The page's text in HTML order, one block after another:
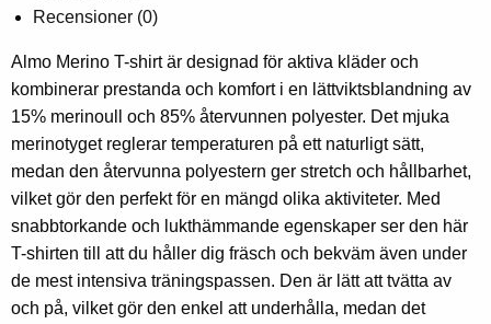
Recensioner (0)
Almo Merino T-shirt är designad för aktiva kläder och
kombinerar prestanda och komfort i en lättviktsblandning av
15% merinoull och 85% återvunnen polyester. Det mjuka
merinotyget reglerar temperaturen på ett naturligt sätt,
medan den återvunna polyestern ger stretch och hållbarhet,
vilket gör den perfekt för en mängd olika aktiviteter. Med
snabbtorkande och lukthämmande egenskaper ser den här
T-shirten till att du håller dig fräsch och bekväm även under
de mest intensiva träningspassen. Den är lätt att tvätta av
och på, vilket gör den enkel att underhålla, medan det